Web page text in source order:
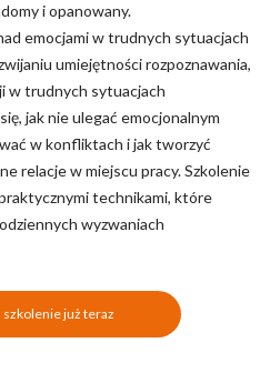
i opanowany.
emocjami w trudnych sytuacjach
umiejętności rozpoznawania,
w trudnych sytuacjach
jak nie ulegać emocjonalnym
w konfliktach i jak tworzyć
relacje w miejscu pracy. Szkolenie
technikami, które
wyzwaniach
szkolenie już teraz